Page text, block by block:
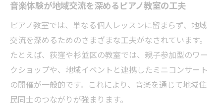
音楽体験が地域交流を深めるピアノ教室の工夫
ピアノ教室では、単なる個人レッスンに留まらず、地域
交流を深めるためのさまざまな工夫がなされています。
たとえば、荻窪や杉並区の教室では、親子参加型のワー
クショップや、地域イベントと連携したミニコンサート
の開催が一般的です。これにより、音楽を通じて地域住
民同士のつながりが強まります。